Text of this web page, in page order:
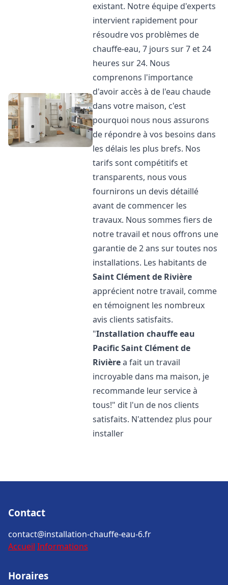
existant. Notre équipe d'experts
intervient rapidement pour
résoudre vos problèmes de
chauffe-eau, 7 jours sur 7 et 24
heures sur 24. Nous
comprenons l'importance
d'avoir accès à de l'eau chaude
dans votre maison, c'est
pourquoi nous nous assurons
de répondre à vos besoins dans
les délais les plus brefs. Nos
tarifs sont compétitifs et
transparents, nous vous
fournirons un devis détaillé
avant de commencer les
travaux. Nous sommes fiers de
notre travail et nous offrons une
garantie de 2 ans sur toutes nos
installations. Les habitants de
Saint Clément de Rivière
apprécient notre travail, comme
en témoignent les nombreux
avis clients satisfaits.
"Installation chauffe eau
PacificSaint Clément de
Rivièrea fait un travail
incroyable dans ma maison, je
recommande leur service à
tous!" dit l'un de nos clients
satisfaits. N'attendez plus pour
installer
Contact
contact@installation-chauffe-eau-6.fr
Accueil Informations
Horaires